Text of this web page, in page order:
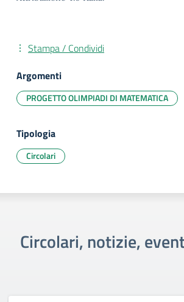
Stampa / Condividi
Argomenti
PROGETTO OLIMPIADI DI MATEMATICA
Tipologia
Circolari
Circolari, notizie,